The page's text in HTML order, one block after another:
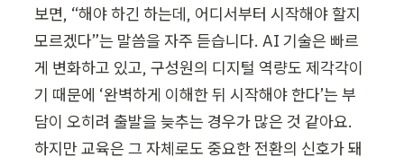
보면, “해야 하긴 하는데, 어디서부터 시작해야 할지
모르겠다”는 말씀을 자주 듣습니다. AI 기술은 빠르
게 변화하고 있고, 구성원의 디지털 역량도 제각각이
기 때문에 ‘완벽하게 이해한 뒤 시작해야 한다’는 부
담이 오히려 출발을 늦추는 경우가 많은 것 같아요.
하지만 교육은 그 자체로도 중요한 전환의 신호가 돼